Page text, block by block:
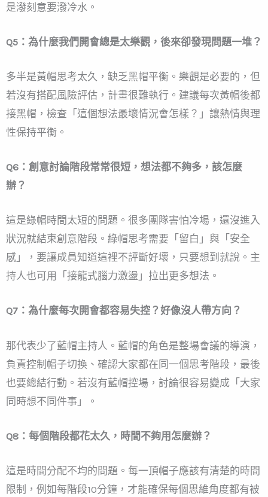
是潑刻意要潑冷水。
Q5：為什麼我們開會總是太樂觀，後來卻發現問題一堆？
多半是黃帽思考太久，缺乏黑帽平衡。樂觀是必要的，但
若沒有搭配風險評估，計畫很難執行。建議每次黃帽後都
接黑帽，檢查「這個想法最壞情況會怎樣？」讓熱情與理
性保持平衡。
Q6：創意討論階段常常很短，想法都不夠多，該怎麼
辦？
這是綠帽時間太短的問題。很多團隊害怕冷場，還沒進入
狀況就結束創意階段。綠帽思考需要「留白」與「安全
感」，要讓成員知道這裡不評斷好壞，只要想到就說。主
持人也可用「接龍式腦力激盪」拉出更多想法。
Q7：為什麼每次開會都容易失控？好像沒人帶方向？
那代表少了藍帽主持人。藍帽的角色是整場會議的導演，
負責控制帽子切換、確認大家都在同一個思考階段，最後
也要總結行動。若沒有藍帽控場，討論很容易變成「大家
同時想不同件事」。
Q8：每個階段都花太久，時間不夠用怎麼辦？
這是時間分配不均的問題。每一頂帽子應該有清楚的時間
限制，例如每階段10分鐘，才能確保每個思維角度都有被